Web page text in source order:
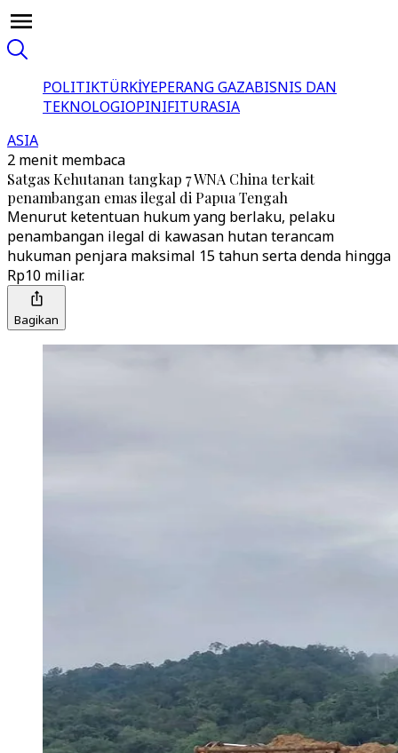
POLITIKTÜRKİYEPERANG GAZABISNIS DAN
TEKNOLOGIOPINIFITURASIA
ASIA
2 menit membaca
Satgas Kehutanan tangkap 7 WNA China terkait
penambangan emas ilegal di Papua Tengah
Menurut ketentuan hukum yang berlaku, pelaku
penambangan ilegal di kawasan hutan terancam
hukuman penjara maksimal 15 tahun serta denda hingga
Rp10 miliar.
Bagikan